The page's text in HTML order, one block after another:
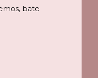
bate